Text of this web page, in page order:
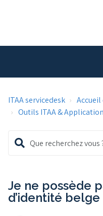
ITAA servicedesk
Outils ITAA &
Je ne possède
d’identité belge